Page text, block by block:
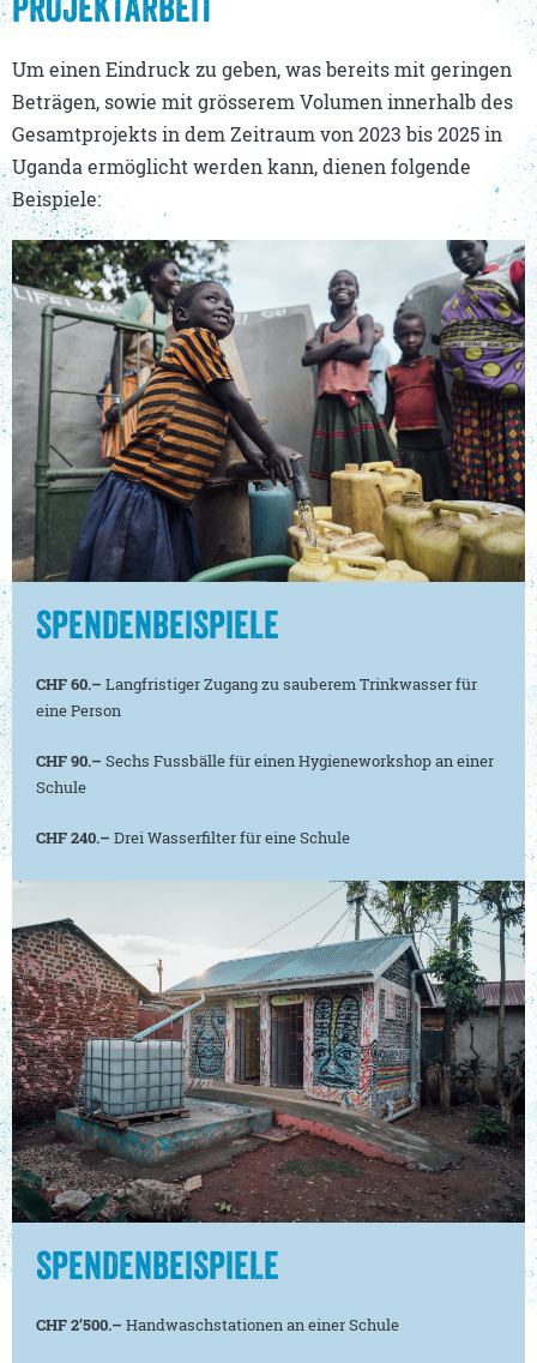
Um einen Eindruck zu geben, was bereits mit geringen
Beträgen, sowie mit grösserem Volumen innerhalb des
Gesamtprojekts in dem Zeitraum von 2023 bis 2025 in
Uganda ermöglicht werden kann, dienen folgende
Beispiele:
SPENDENBEISPIELE
CHF 60.– Langfristiger Zugang zu sauberem Trinkwasser für
eine Person
CHF 90.– Sechs Fussbälle für einen Hygieneworkshop an einer
Schule
CHF 240.– Drei Wasserfilter für eine Schule
SPENDENBEISPIELE
CHF 2’500.– Handwaschstationen an einer Schule